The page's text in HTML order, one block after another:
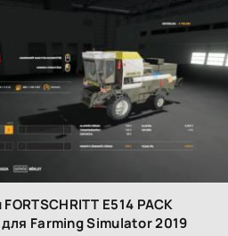
E514 PACK
Farming Simulator 2019